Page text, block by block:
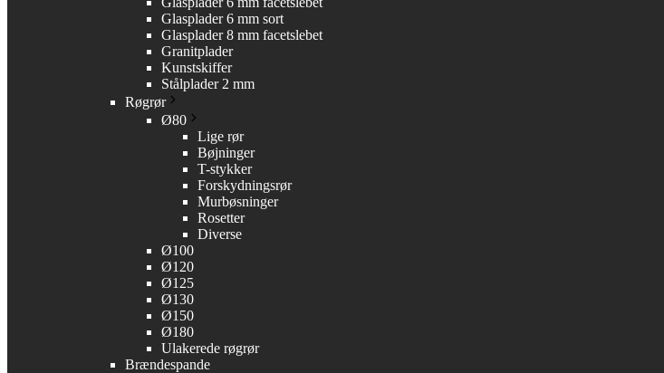
Glasplader 6 mm sort
Glasplader 8 mm facetslebet
Granitplader
Kunstskiffer
Stålplader 2 mm
Røgrør
Ø80
Lige rør
Bøjninger
T-stykker
Forskydningsrør
Murbøsninger
Rosetter
Diverse
Ø100
Ø120
Ø125
Ø130
Ø150
Ø180
Ulakerede røgrør
Brændespande